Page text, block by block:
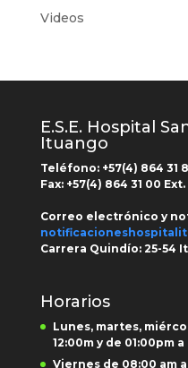
Videos
E.S.E. Hospital
Ituango
Teléfono: +57(4) 864 31
Fax: +57(4) 864 31 00 Ext.
Correo electrónico y
Carrera Quindío:25-54
Horarios
Lunes, martes,
12:00m y de 01:00pm
Viernes de 08:00 am a